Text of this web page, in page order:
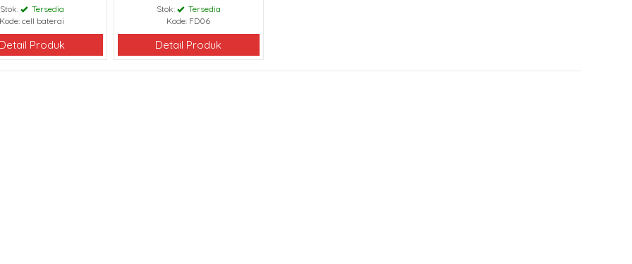
Stok:
Tersedia
Kode: cell baterai
Detail Produk
Stok:
Tersedia
Kode: FD06
Detail Produk